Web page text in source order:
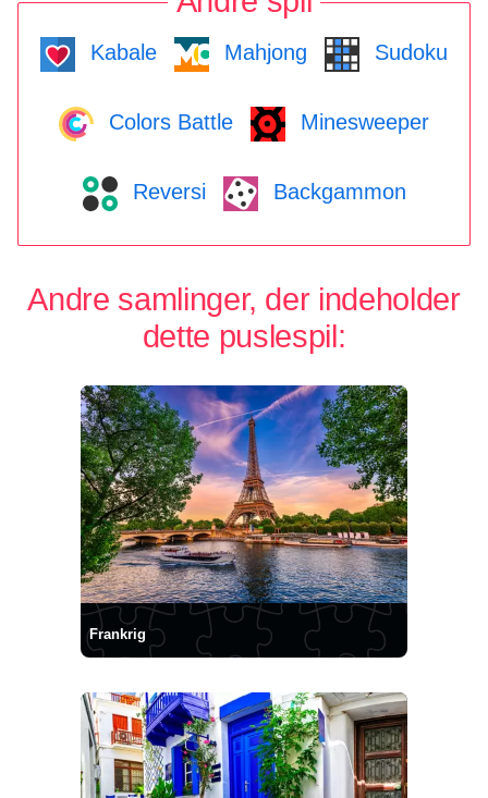
Kabale Mahjong Sudoku
Colors Battle Minesweeper
Reversi Backgammon
Andre samlinger, der indeholder
dette puslespil:
Frankrig